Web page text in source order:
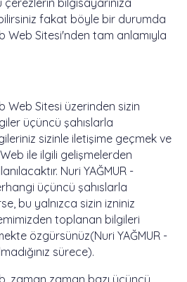
çerezlerin bilgisayarınıza
fakat böyle bir durumda
Web Sitesi'nden tam anlamıyla
Web Sitesi üzerinden sizin
üçüncü şahıslarla
sizinle iletişime geçmek ve
ile ilgili gelişmelerden
Nuri YAĞMUR -
üçüncü şahıslarla
bu yalnızca sizin izniniz
toplanan bilgileri
özgürsünüz(Nuri YAĞMUR -
sürece).